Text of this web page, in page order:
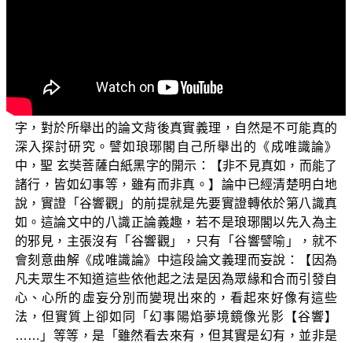
堅持自己只有「谷響譬喻」的邪見，這樣的以先射飛鏢再
畫靶的先入為主想法，來看待自己所舉出的相關論文文
字，對於所舉出的論文背後真實義理，自然是不可能真的
深入探討研究。譬如琅琊閣自己所舉出的《成唯識論》
中，聖 玄奘菩薩白紙黑字的開示：【非不見真如，而能了
諸行，皆如幻事等，雖有而非真。】論中已經清楚明白地
說，實證「谷響觀」的前提就是先要實證轉依於第八識真
如。這論文中的八識正論義趣，若不是琅琊閣以先入為主
的邪見，主張沒有「谷響觀」，只有「谷響譬喻」，就不
會刻意曲解《成唯識論》中這段論文義理而妄說：【因為
凡夫眾生不知道這些依他起之法是因為眾緣和合而引發自
心、心所的虛妄分別而變現出來的，看起來好像有這些
法，但實質上卻如同「幻事陽焰夢境鏡像光影【谷響】
……」等等，是「雖然看去來有，但其實是幻有，並非是